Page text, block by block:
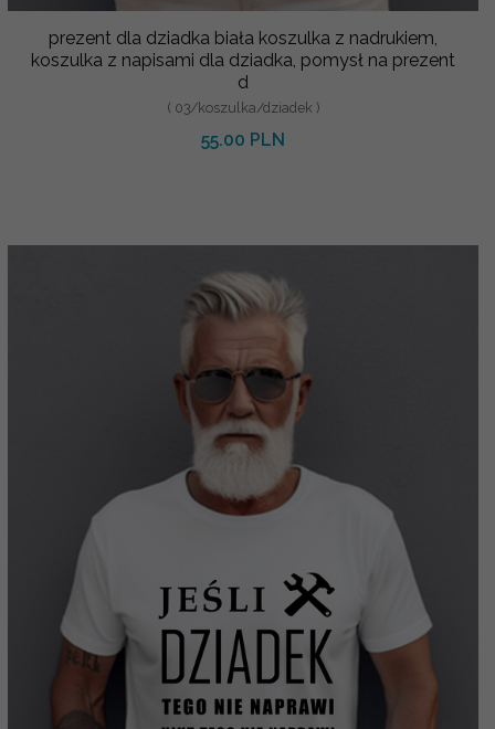
prezent dla dziadka biała koszulka z nadrukiem,
koszulka z napisami dla dziadka, pomysł na prezent
d
( 03/koszulka/dziadek )
55.00 PLN